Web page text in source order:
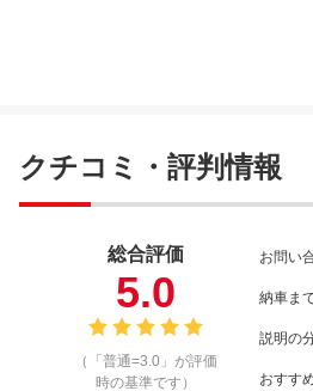
クチコミ・評判情報
総合評価
5.0
（「普通=3.0」が評価
時の基準です）
お問い
納車ま
説明の
おすす